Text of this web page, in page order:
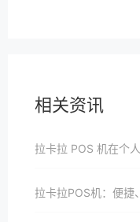
相关资讯
拉卡拉 POS 机在个人创业中的作用
拉卡拉POS机：便捷、高效的商业支付解决方案